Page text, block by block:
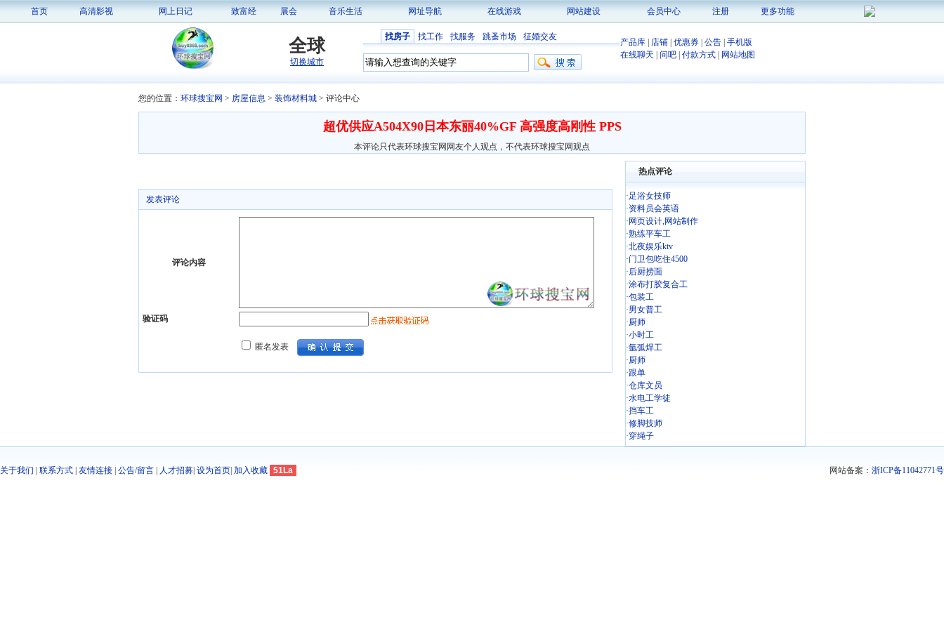
首页 高清影视 网上日记 致富经 展会 音乐生活 网址导航 在线游戏 网站建设 会员中心 注册 更多功能
全球
切换城市
找房子 找工作 找服务 跳蚤市场 征婚交友
产品库 店铺 优惠券 公告 手机版
在线聊天
问吧 付款方式 网站地图
您的位置： 环球搜宝网 > 房屋信息 > 装饰材料城 > 评论中心
超优供应A504X90日本东丽40%GF 高强度高刚性 PPS
本评论只代表环球搜宝网网友个人观点，不代表环球搜宝网观点
发表评论
评论内容
验证码
匿名发表
热点评论
·足浴女技师
·资料员会英语
· 网页设计,网站制作
·熟练平车工
·北夜娱乐ktv
·门卫包吃住4500
·后厨捞面
·涂布打胶复合工
·包装工
·男女普工
·厨师
·小时工
·氩弧焊工
·厨师
·跟单
·仓库文员
·水电工学徒
·挡车工
·修脚技师
·穿绳子
网站备案： 浙ICP备11042771号
关于我们 联系方式 友情连接 公告/留言 人才招募 设为首页 加入收藏 51La